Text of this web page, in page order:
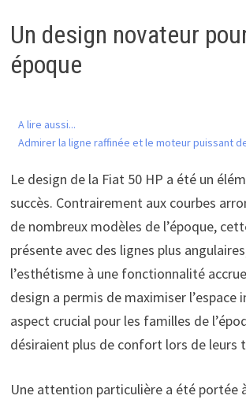
Un design novateur
époque
A lire aussi...
Admirer la ligne raffinée et le moteur puissant
Le design de la Fiat 50 HP a été un
succès. Contrairement aux courbes
de nombreux modèles de l’époque,
présente avec des lignes plus
l’esthétisme à une fonctionnalité
design a permis de maximiser l’espace
aspect crucial pour les familles de
désiraient plus de confort lors de leurs
Une attention particulière a été portée